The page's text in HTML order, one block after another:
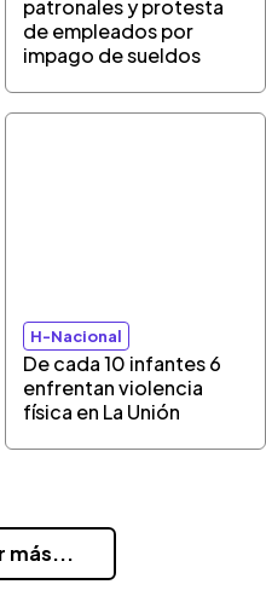
patronales y protesta
de empleados por
impago de sueldos
H-Nacional
De cada 10 infantes 6
enfrentan violencia
física en La Unión
más...